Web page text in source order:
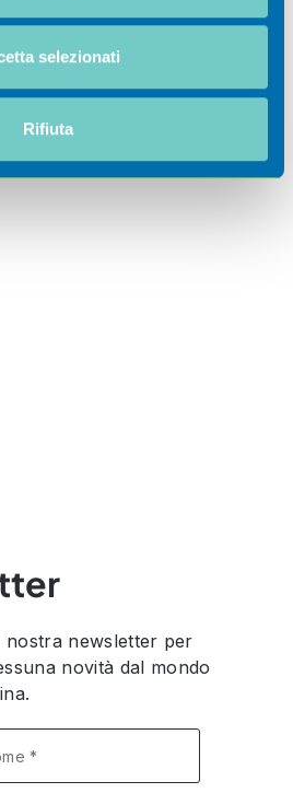
personalizzare contenuti ed
Condividiamo inoltre
cui utilizza il nostro sito con i
i quali potrebbero combinarle
dei loro servizi.
selezionati
Rifiuta
nostra newsletter per
novità dal mondo